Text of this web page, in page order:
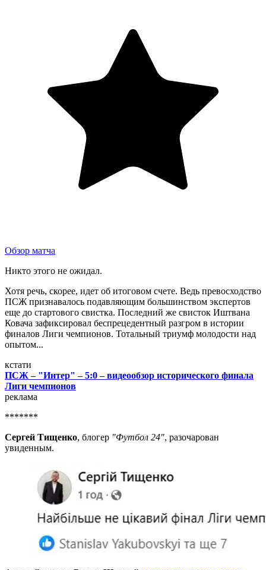
Обзор матча
Никто этого не ожидал.
Хотя речь, скорее, идет об итоговом счете. Ведь превосходство
ПСЖ признавалось подавляющим большинством экспертов
еще до стартового свистка. Последний же свисток Иштвана
Ковача зафиксировал беспрецедентный разгром в истории
финалов Лиги чемпионов. Тотальный триумф молодости над
опытом...
кстати
ПСЖ – "Интер" – 5:0 – видеообзор исторического финала
Лиги чемпионов
реклама
*******
Сергей Тищенко, блогер "Футбол 24", разочарован
увиденным.